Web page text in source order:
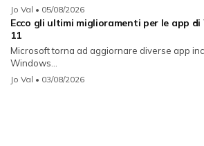
Jo Val • 05/08/2026
Ecco gli ultimi miglioramenti per le app
11
Microsoft torna ad aggiornare diverse app
Windows...
Jo Val • 03/08/2026